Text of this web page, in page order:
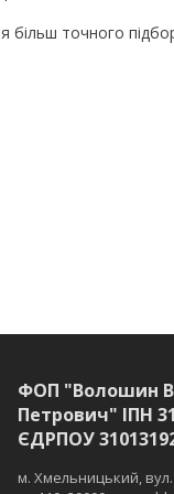
більш точного
ФОП "Волошин
Петрович" ІПН
ЄДРПОУ
м. Хмельницький,